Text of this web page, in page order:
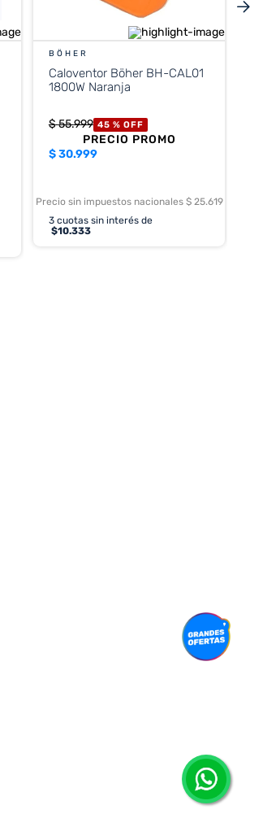
BÖHER
Caloventor Böher BH-CAL01
1800W Naranja
$55.999 45 % OFF
PRECIO PROMO
$30.999
Precio sin impuestos nacionales $ 25.619
3cuotas sin interés de
$10.333